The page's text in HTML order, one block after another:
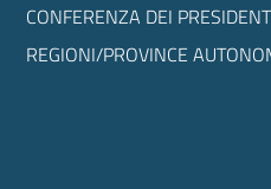
CONFERENZA DEI
REGIONI/PROVINCE